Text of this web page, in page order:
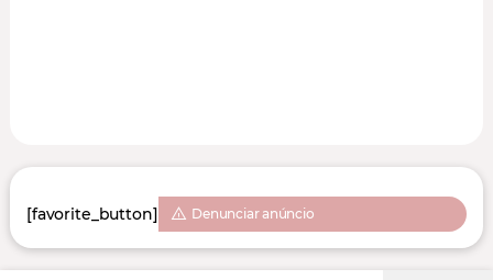
[favorite_button] Denunciar anúncio